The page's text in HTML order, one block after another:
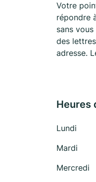
Votre
répondre
sans
des
adresse.
Heures
Lundi
Mardi
Mercredi